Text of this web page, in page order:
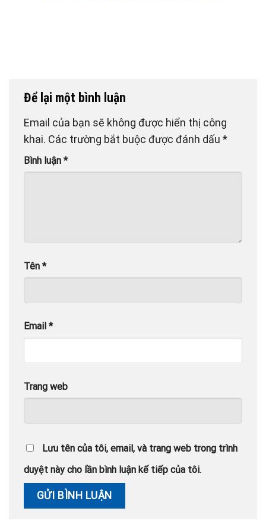
Để lại một bình luận
Email của bạn sẽ không được hiển thị công
khai. Các trường bắt buộc được đánh dấu *
Bình luận *
Tên *
Email *
Trang web
Lưu tên của tôi, email, và trang web trong trình
duyệt này cho lần bình luận kế tiếp của tôi.